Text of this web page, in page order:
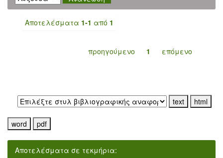
Αποτελέσματα 1-1 από 1
προηγούμενο 1 επόμενο
Αποτελέσματα σε τεκμήρια: